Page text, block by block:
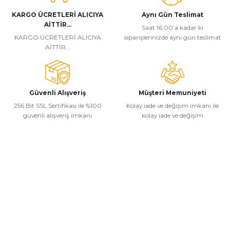
Ürün açıklamasında eksik bilgiler bulunuyor.
Ürün bilgilerinde hatalar bulunuyor.
Ürün fiyatı diğer sitelerden daha pahalı.
KARGO ÜCRETLERİ ALICIYA
AİTTİR...
KARGO ÜCRETLERİ ALICIYA
AİTTİR...
Aynı Gün Teslimat
Saat 16:00’a kadar ki
siparişlerinizde aynı gün teslimat
Güvenli Alışveriş
256 Bit SSL Sertifikası ile %100
güvenli alışveriş imkanı
Müşteri Memuniyeti
Kolay iade ve değişim imkanı ile
kolay iade ve değişim